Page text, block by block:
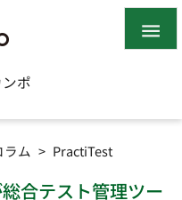
ポ

ラム > PractiTest
合テスト管理ツー